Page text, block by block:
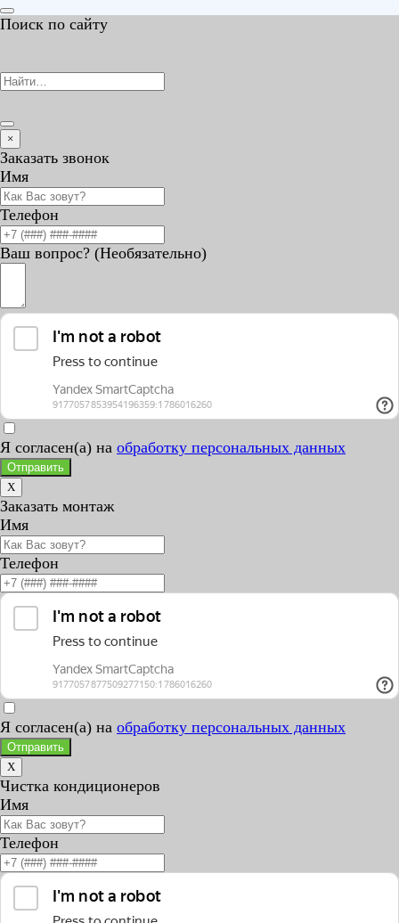
Поиск по сайту
×
Заказать звонок
Имя
Телефон
Ваш вопрос? (Необязательно)
Я согласен(а) на обработку персональных данных
Отправить
X
Заказать монтаж
Имя
Телефон
Я согласен(а) на обработку персональных данных
Отправить
X
Чистка кондиционеров
Имя
Телефон